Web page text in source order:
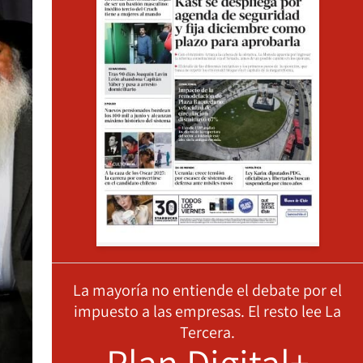
La mayoría no entiende el debate por el
impuesto a las empresas. El resto lee La
Tercera.